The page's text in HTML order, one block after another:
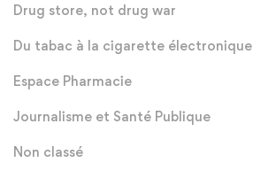
Drug store, not drug war
Du tabac à la cigarette électronique
Espace Pharmacie
Journalisme et Santé Publique
Non classé